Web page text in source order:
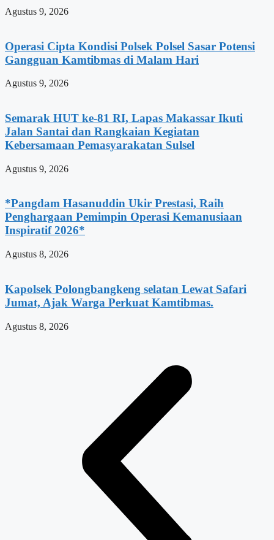
Agustus 9, 2026
Operasi Cipta Kondisi Polsek Polsel Sasar Potensi
Gangguan Kamtibmas di Malam Hari
Agustus 9, 2026
Semarak HUT ke-81 RI, Lapas Makassar Ikuti
Jalan Santai dan Rangkaian Kegiatan
Kebersamaan Pemasyarakatan Sulsel
Agustus 9, 2026
*Pangdam Hasanuddin Ukir Prestasi, Raih
Penghargaan Pemimpin Operasi Kemanusiaan
Inspiratif 2026*
Agustus 8, 2026
Kapolsek Polongbangkeng selatan Lewat Safari
Jumat, Ajak Warga Perkuat Kamtibmas.
Agustus 8, 2026